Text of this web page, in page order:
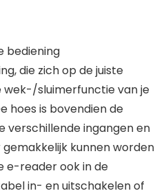
bediening
die zich op de juiste
sluimerfunctie van je
hoes is bovendien de
verschillende ingangen en
kunnen worden
e-reader ook in de
in- en uitschakelen of